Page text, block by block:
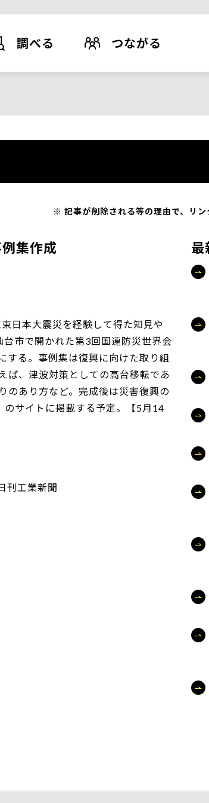
調べる つながる
記事が削除される等の理由で、リ
集作成
日本大震災を経験して得た知見や
市で開かれた第3回国連防災世界会
する。事例集は復興に向けた取り組
ば、津波対策としての高台移転であ
のあり方など。完成後は災害復興の
サイトに掲載する予定。【5月14
刊工業新聞
最